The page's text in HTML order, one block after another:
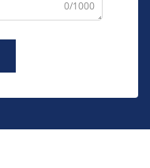
0/1000